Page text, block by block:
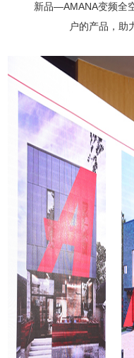
新品—AMANA变频全
户的产品，助